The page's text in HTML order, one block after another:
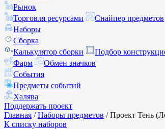
Рынок
Торговля ресурсами
Снайпер предметов
Наборы
Сборка
Калькулятор сборки
Подбор
Фарм
Обмен значков
События
Предметы событий
Халява
Поддержать проект
Главная / Наборы предметов / Проект Тень
К списку наборов